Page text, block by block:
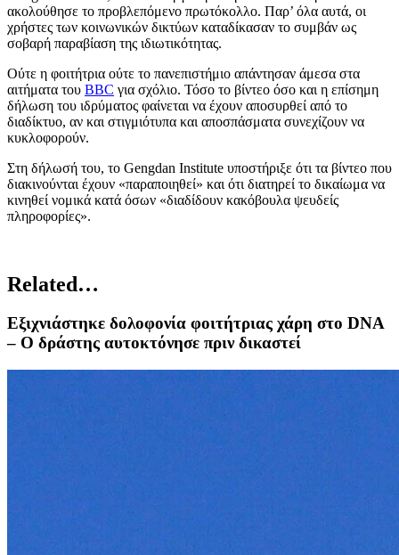
ακολούθησε το προβλεπόμενο πρωτόκολλο. Παρ’ όλα αυτά, οι
χρήστες των κοινωνικών δικτύων καταδίκασαν το συμβάν ως
σοβαρή παραβίαση της ιδιωτικότητας.
Ούτε η φοιτήτρια ούτε το πανεπιστήμιο απάντησαν άμεσα στα
αιτήματα του BBC για σχόλιο. Τόσο το βίντεο όσο και η επίσημη
δήλωση του ιδρύματος φαίνεται να έχουν αποσυρθεί από το
διαδίκτυο, αν και στιγμιότυπα και αποσπάσματα συνεχίζουν να
κυκλοφορούν.
Στη δήλωσή του, το Gengdan Institute υποστήριξε ότι τα βίντεο που
διακινούνται έχουν «παραποιηθεί» και ότι διατηρεί το δικαίωμα να
κινηθεί νομικά κατά όσων «διαδίδουν κακόβουλα ψευδείς
πληροφορίες».
Related…
Εξιχνιάστηκε δολοφονία φοιτήτριας χάρη στο DNA
– Ο δράστης αυτοκτόνησε πριν δικαστεί